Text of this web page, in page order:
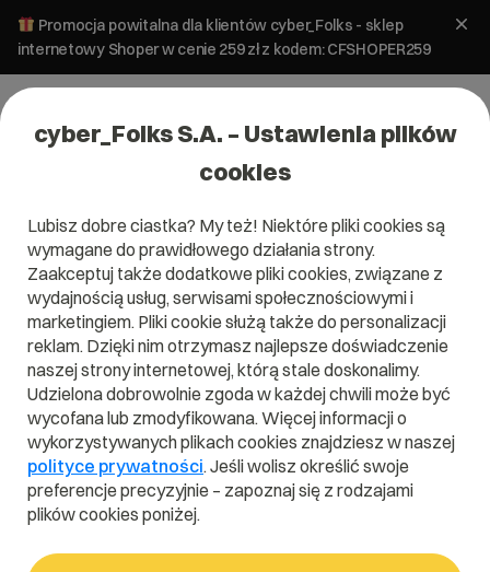
Promocja powitalna dla klientów cyber_Folks - sklep
internetowy Shoper w cenie 259 zł z kodem: CFSHOPER259
Domena .stargard.pl
.stargard.pl
Szukaj
cyber_Folks S.A. – Ustawienia plików
cookies
Lubisz dobre ciastka? My też! Niektóre pliki cookies są
wymagane do prawidłowego działania strony.
Zaakceptuj także dodatkowe pliki cookies, związane z
wydajnością usług, serwisami społecznościowymi i
marketingiem. Pliki cookie służą także do personalizacji
reklam. Dzięki nim otrzymasz najlepsze doświadczenie
naszej strony internetowej, którą stale doskonalimy.
Udzielona dobrowolnie zgoda w każdej chwili może być
wycofana lub zmodyfikowana. Więcej informacji o
wykorzystywanych plikach cookies znajdziesz w naszej
polityce prywatności. Jeśli wolisz określić swoje
preferencje precyzyjnie – zapoznaj się z rodzajami
plików cookies poniżej.